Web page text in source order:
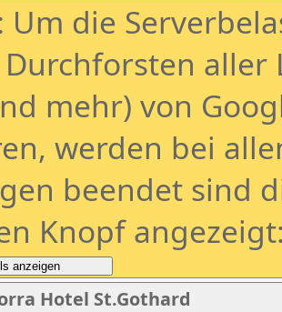
Um die
aller
mehr) von
werden bei
beendet sind
Knopf
Hotel St.Gothard